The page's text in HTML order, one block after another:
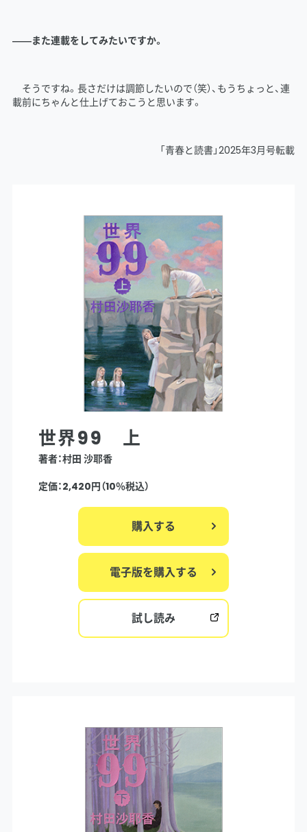
――また連載をしてみたいですか。
そうですね。長さだけは調節したいので（笑）、もうちょっと、連
載前にちゃんと仕上げておこうと思います。
「青春と読書」2025年3月号転載
世界99 上
著者：村田 沙耶香
定価：2,420円（10％税込）
購入する
電子版を購入する
試し読み